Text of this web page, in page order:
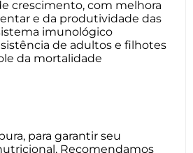
crescimento, com melhora
e da produtividade das
imunológico
de adultos e filhotes
da mortalidade
para garantir seu
Recomendamos